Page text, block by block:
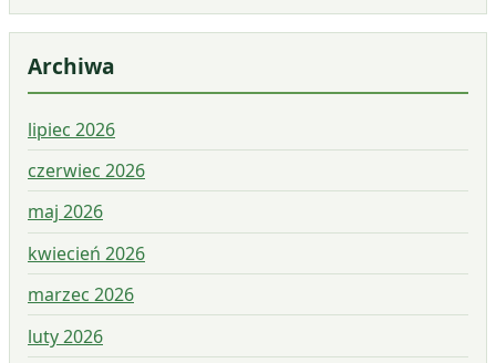
Archiwa
lipiec 2026
czerwiec 2026
maj 2026
kwiecień 2026
marzec 2026
luty 2026